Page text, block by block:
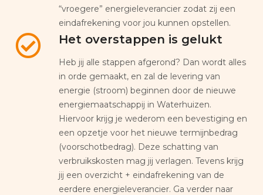
“vroegere” energieleverancier zodat zij een
eindafrekening voor jou kunnen opstellen.
Het overstappen is gelukt
Heb jij alle stappen afgerond? Dan wordt alles
in orde gemaakt, en zal de levering van
energie (stroom) beginnen door de nieuwe
energiemaatschappij in Waterhuizen.
Hiervoor krijg je wederom een bevestiging en
een opzetje voor het nieuwe termijnbedrag
(voorschotbedrag). Deze schatting van
verbruikskosten mag jij verlagen. Tevens krijg
jij een overzicht + eindafrekening van de
eerdere energieleverancier. Ga verder naar